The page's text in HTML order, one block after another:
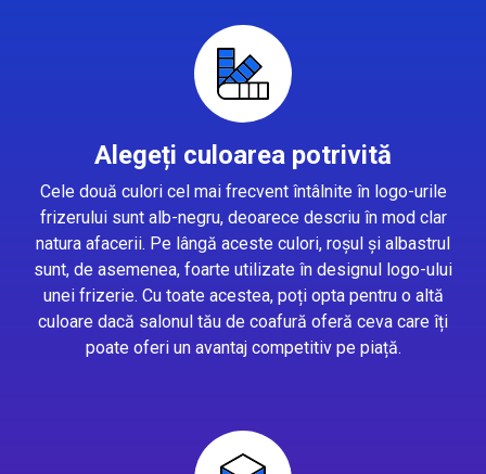
Alegeți culoarea potrivită
Cele două culori cel mai frecvent întâlnite în logo-urile
frizerului sunt alb-negru, deoarece descriu în mod clar
natura afacerii. Pe lângă aceste culori, roșul și albastrul
sunt, de asemenea, foarte utilizate în designul logo-ului
unei frizerie. Cu toate acestea, poți opta pentru o altă
culoare dacă salonul tău de coafură oferă ceva care îți
poate oferi un avantaj competitiv pe piață.